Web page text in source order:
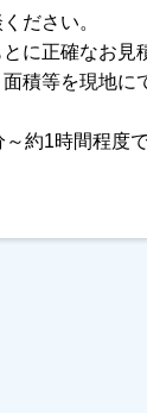
ださい。
に正確なお見
積等を現地に
約1時間程度で